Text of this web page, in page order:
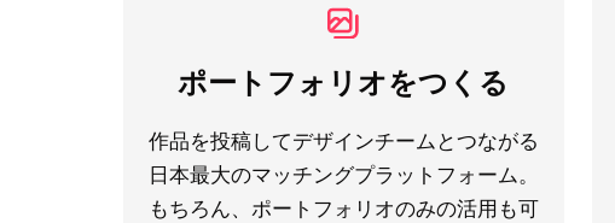
ポートフォリオをつくる
作品を投稿してデザインチームとつながる
日本最大のマッチングプラットフォーム。
もちろん、ポートフォリオのみの活用も可